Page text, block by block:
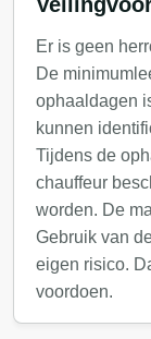
Er is geen
De
ophaaldagen
kunnen
Tijdens de
chauffeur
worden. De
Gebruik van
eigen risico.
voordoen.